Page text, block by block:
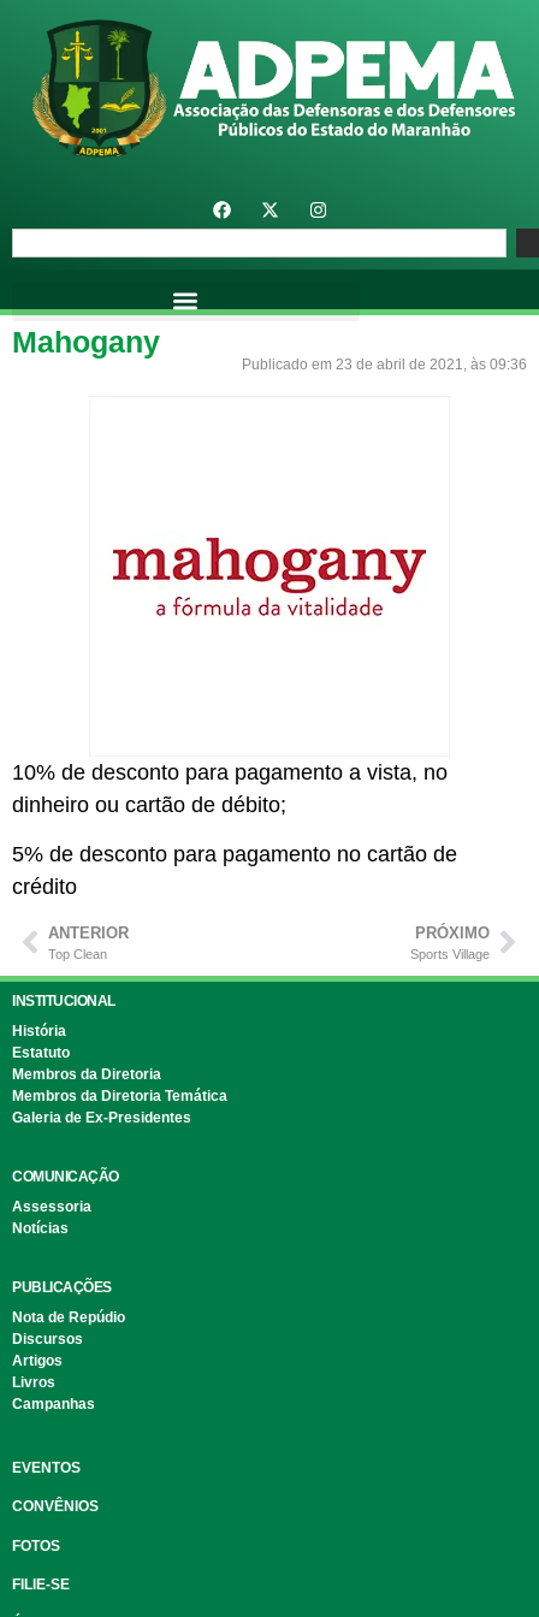
Mahogany
Publicado em 23 de abril de 2021, às 09:36
10% de desconto para pagamento a vista, no
dinheiro ou cartão de débito;
5% de desconto para pagamento no cartão de
crédito
ANTERIOR
Top Clean
PRÓXIMO
Sports Village
INSTITUCIONAL
História
Estatuto
Membros da Diretoria
Membros da Diretoria Temática
Galeria de Ex-Presidentes
COMUNICAÇÃO
Assessoria
Notícias
PUBLICAÇÕES
Nota de Repúdio
Discursos
Artigos
Livros
Campanhas
EVENTOS
CONVÊNIOS
FOTOS
FILIE-SE